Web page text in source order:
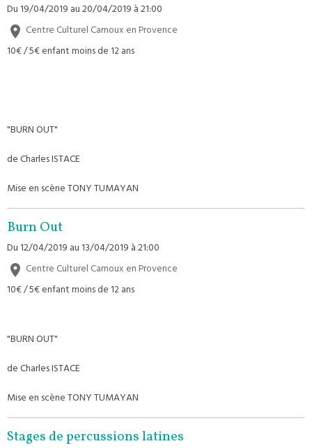
Du 19/04/2019au 20/04/2019à 21:00
Centre Culturel Carnoux en Provence
10€ / 5€ enfant moins de 12 ans
"BURN OUT"
de Charles ISTACE
Mise en scène TONY TUMAYAN
Burn Out
Du 12/04/2019au 13/04/2019à 21:00
Centre Culturel Carnoux en Provence
10€ / 5€ enfant moins de 12 ans
"BURN OUT"
de Charles ISTACE
Mise en scène TONY TUMAYAN
Stages de percussions latines